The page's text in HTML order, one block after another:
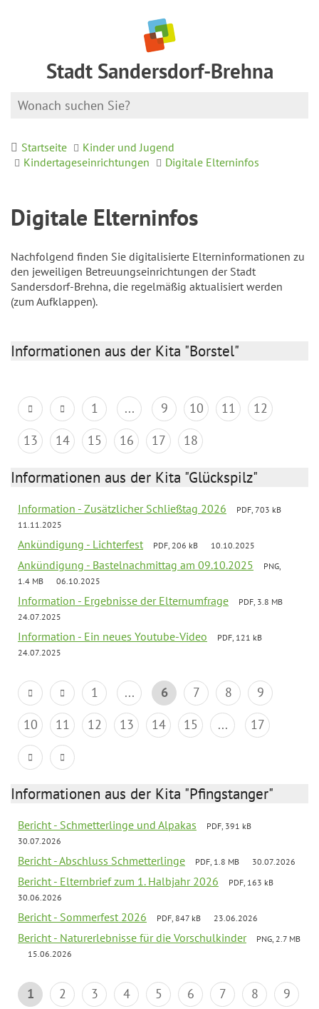
Stadt Sandersdorf-Brehna
Startseite
Kinder und Jugend
Kindertageseinrichtungen
Digitale Elterninfos
Digitale Elterninfos
Nachfolgend finden Sie digitalisierte Elterninformationen zu
den jeweiligen Betreuungseinrichtungen der Stadt
Sandersdorf-Brehna, die regelmäßig aktualisiert werden
(zum Aufklappen).
Informationen aus der Kita "Borstel"
1 ... 9 10 11
12
13
14 15 16 17 18
Informationen aus der Kita "Glückspilz"
Information - Zusätzlicher Schließtag 2026
PDF, 703 kB
11.11.2025
Ankündigung - Lichterfest PDF, 206 kB 10.10.2025
Ankündigung - Bastelnachmittag am 09.10.2025
PNG,
1.4 MB
06.10.2025
Information - Ergebnisse der Elternumfrage
PDF, 3.8 MB
24.07.2025
Information - Ein neues Youtube-Video
PDF, 121 kB
24.07.2025
1 ... 6 7 8
9
10
11 12 13 14 15 ... 17
Informationen aus der Kita "Pfingstanger"
Bericht - Schmetterlinge und Alpakas
PDF, 391 kB
30.07.2026
Bericht - Abschluss Schmetterlinge PDF, 1.8 MB 30.07.2026
Bericht - Elternbrief zum 1. Halbjahr 2026
PDF, 163 kB
30.06.2026
Bericht - Sommerfest 2026 PDF, 847 kB 23.06.2026
Bericht - Naturerlebnisse für die Vorschulkinder
PNG, 2.7 MB
15.06.2026
1 2 3 4 5 6 7 8
9